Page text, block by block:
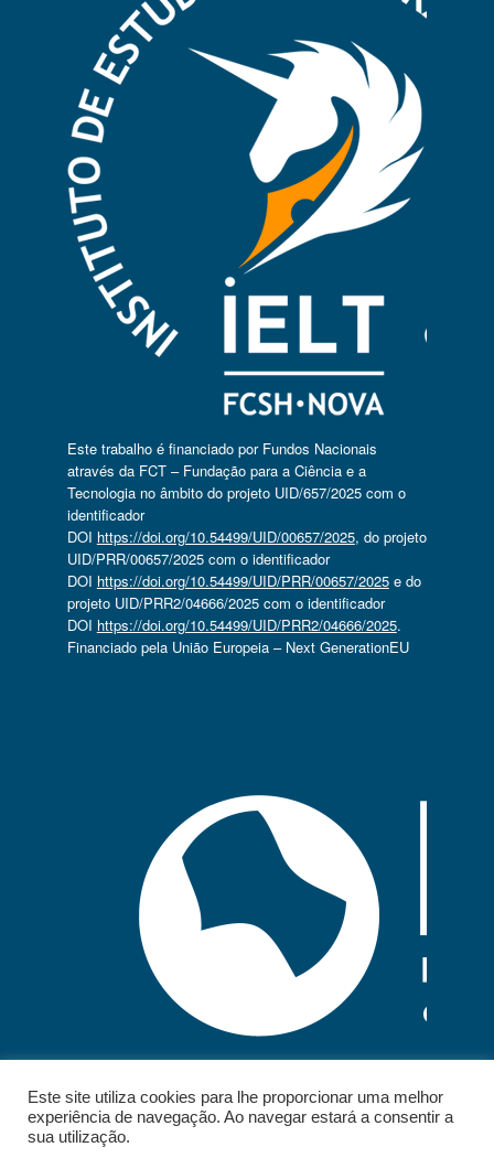
Este trabalho é financiado por Fundos Nacionais
através da FCT – Fundação para a Ciência e a
Tecnologia no âmbito do projeto UID/657/2025 com o
identificador
DOI https://doi.org/10.54499/UID/00657/2025, do projeto
UID/PRR/00657/2025 com o identificador
DOI https://doi.org/10.54499/UID/PRR/00657/2025e do
projeto UID/PRR2/04666/2025 com o identificador
DOI https://doi.org/10.54499/UID/PRR2/04666/2025.
Financiado pela União Europeia – Next GenerationEU
Este site utiliza cookies para lhe proporcionar uma melhor
experiência de navegação. Ao navegar estará a consentir a
sua utilização.